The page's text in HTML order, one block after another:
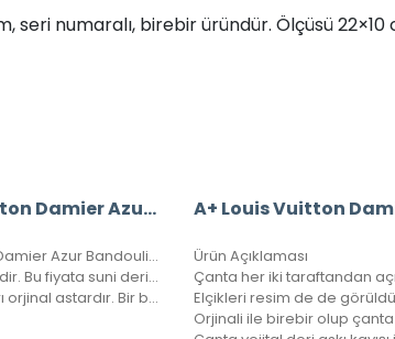
seri numaralı, birebir üründür. Ölçüsü 22×10
A+ Louis Vuitton Damier Azur Bandouliere Speedy 35’Lik Vejital Deri
A+ Louis Vuitton Damier Azur Bandouliere Speedy 30’luk Vejital Deri
Hakiki vejital deridir. Bu fiyata suni deri emsalleri satılmaktadır.
Çantanın iç astarı orjinal astardır. Bir bozuk para cebi ve seri numarası mevcuttur.
Ürün Açıklaması